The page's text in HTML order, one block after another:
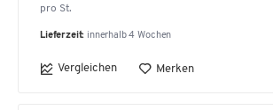
pro St.
Lieferzeit: innerhalb 4 Wochen
Vergleichen Merken